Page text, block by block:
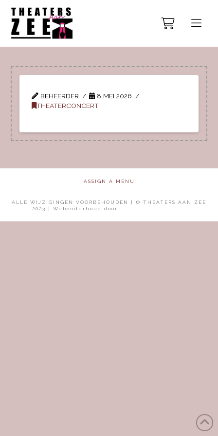
BEHEERDER
8 MEI 2026
THEATERCONCERT
ASSIGN A MENU
ALLE WIJZIGINGEN VOORBEHOUDEN | © THEATERS AAN ZEE
2023 | Webonderhoud door